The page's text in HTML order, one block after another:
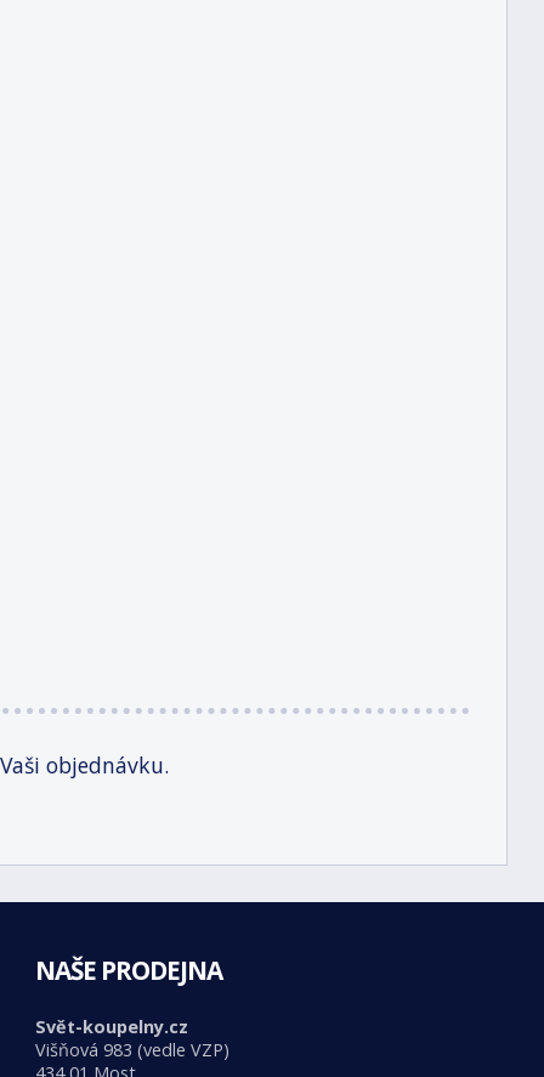
objednávku.
NAŠE PRODEJNA
Svět-koupelny.cz
Višňová 983 (vedle VZP)